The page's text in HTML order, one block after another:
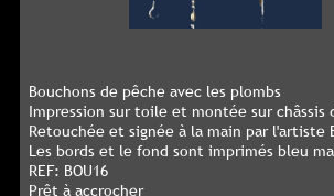
Bouchons de pêche avec les plombs
Impression sur toile et montée sur châssis
Retouchée et signée à la main par l'artiste
Les bords et le fond sont imprimés bleu
REF: BOU16
Prêt à accrocher